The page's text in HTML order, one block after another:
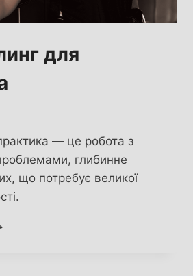
для
— це робота з
глибинне
що потребує великої